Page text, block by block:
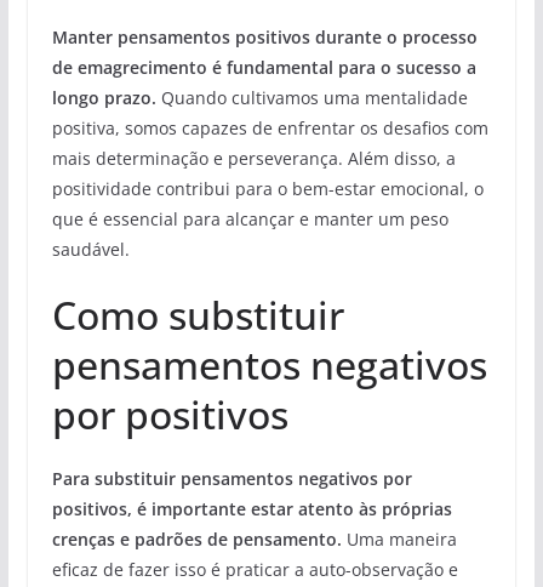
Manter pensamentos positivos durante o processo
de emagrecimento é fundamental para o sucesso a
longo prazo. Quando cultivamos uma mentalidade
positiva, somos capazes de enfrentar os desafios com
mais determinação e perseverança. Além disso, a
positividade contribui para o bem-estar emocional, o
que é essencial para alcançar e manter um peso
saudável.
Como substituir
pensamentos negativos
por positivos
Para substituir pensamentos negativos por
positivos, é importante estar atento às próprias
crenças e padrões de pensamento. Uma maneira
eficaz de fazer isso é praticar a auto-observação e